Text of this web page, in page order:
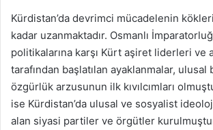
Kürdistan’da devrimci mücadelenin
kadar uzanmaktadır. Osmanlı
politikalarına karşı Kürt aşiret liderleri ve
tarafından başlatılan ayaklanmalar, ulusal
özgürlük arzusunun ilk kıvılcımları
ise Kürdistan’da ulusal ve sosyalist
alan siyasi partiler ve örgütler